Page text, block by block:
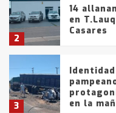
2
14
en
Casares
3
en la